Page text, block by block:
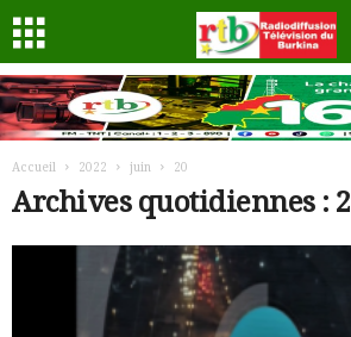
Accueil 2022 juin 20
Archives quotidiennes :